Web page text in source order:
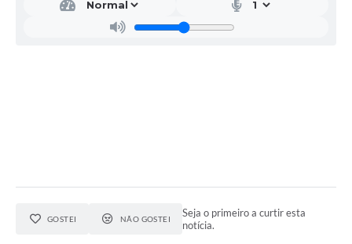
GOSTEI NÃO GOSTEI
Seja o primeiro a curtir esta
notícia.